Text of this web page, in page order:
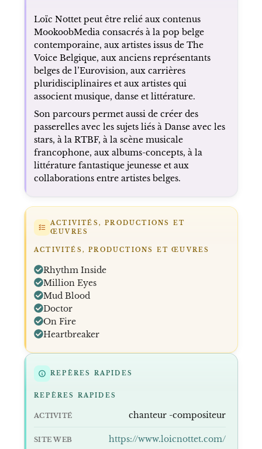
Loïc Nottet peut être relié aux contenus
MookoobMedia consacrés à la pop belge
contemporaine, aux artistes issus de The
Voice Belgique, aux anciens représentants
belges de l’Eurovision, aux carrières
pluridisciplinaires et aux artistes qui
associent musique, danse et littérature.
Son parcours permet aussi de créer des
passerelles avec les sujets liés à Danse avec les
stars, à la RTBF, à la scène musicale
francophone, aux albums-concepts, à la
littérature fantastique jeunesse et aux
collaborations entre artistes belges.
ACTIVITÉS, PRODUCTIONS ET
ŒUVRES
ACTIVITÉS, PRODUCTIONS ET ŒUVRES
Rhythm Inside
Million Eyes
Mud Blood
Doctor
On Fire
Heartbreaker
REPÈRES RAPIDES
REPÈRES RAPIDES
ACTIVITÉ chanteur -compositeur
SITE WEB https://www.loicnottet.com/